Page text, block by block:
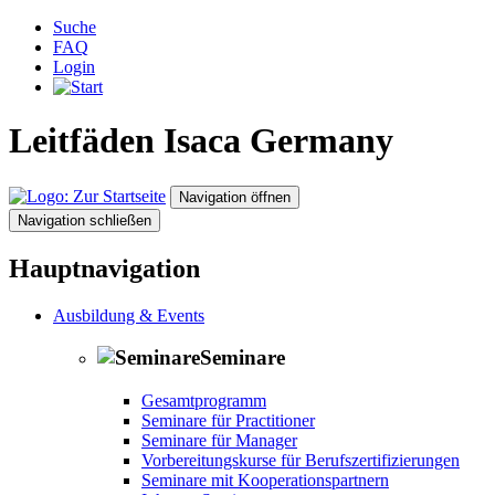
Suche
FAQ
Login
Leitfäden Isaca Germany
Zur Startseite
Navigation öffnen
Navigation schließen
Hauptnavigation
Ausbildung & Events
Seminare
Gesamtprogramm
Seminare für Practitioner
Seminare für Manager
Vorbereitungskurse für Berufszertifizierungen
Seminare mit Kooperationspartnern